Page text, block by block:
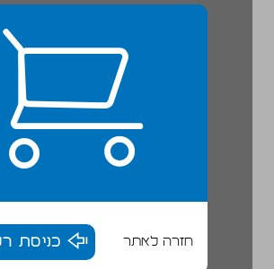
חזרה לאתר כניסת